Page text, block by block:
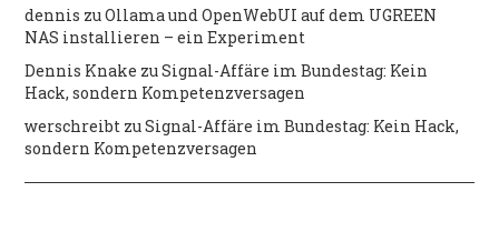
dennis zuOllama und OpenWebUI auf dem UGREEN
NAS installieren – ein Experiment
Dennis Knake zuSignal-Affäre im Bundestag: Kein
Hack, sondern Kompetenzversagen
werschreibt zuSignal-Affäre im Bundestag: Kein Hack,
sondern Kompetenzversagen